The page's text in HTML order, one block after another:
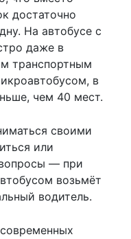
достаточно
На автобусе с
даже в
транспортным
в
чем 40 мест.
своими
или
— при
возьмёт
водитель.